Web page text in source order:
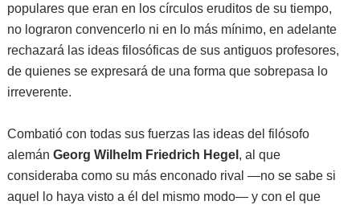
populares que eran en los círculos eruditos de su tiempo,
no lograron convencerlo ni en lo más mínimo, en adelante
rechazará las ideas filosóficas de sus antiguos profesores,
de quienes se expresará de una forma que sobrepasa lo
irreverente.
Combatió con todas sus fuerzas las ideas del filósofo
alemán Georg Wilhelm Friedrich Hegel , al que
consideraba como su más enconado rival —no se sabe si
aquel lo haya visto a él del mismo modo— y con el que